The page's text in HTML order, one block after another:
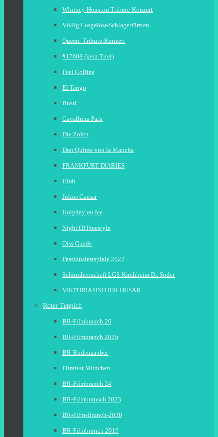
Whitney Houston Tribute-Konzert
Völlig Losgelöst-Schlagerfürsten
Queen- Tribute-Konzert
#17608 (kein Titel)
Feel Collins
El Tango
Bussi
Cavalluna Park
Die Zofen
Don Quinte von la Mancha
FRANKFURT DIARIES
Hiob
Julius Caesar
Holyday on Ice
Night Of Freestyle
Oiss Guade
Passionsfestspiele 2022
Schirmherrschaft LGS-Kirchheim Dr. Söder
VIKTORIA UND IHR HUSAR
Roter Teppich
BR-Filmbranch 26
BR-Filmbranch 2025
BR-Budenzauber
Filmfest München
BR-Filmbranch 24
BR-Filmbrunsch 2023
BR-Film-Brunch-2020
BR-Filmbrunch 2019